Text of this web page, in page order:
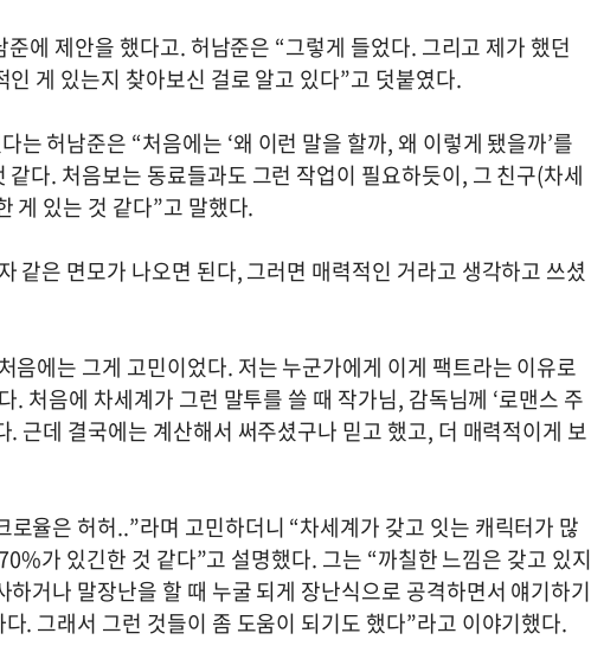
준에 제안을 했다고. 허남준은 “그렇게 들었다. 그리고 제가 했던
게 있는지 찾아보신 걸로 알고 있다”고 덧붙였다.
는 허남준은 “처음에는 ‘왜 이런 말을 할까, 왜 이렇게 됐을까’를
다. 처음보는 동료들과도 그런 작업이 필요하듯이, 그 친구(차세
게 있는 것 같다”고 말했다.
같은 면모가 나오면 된다, 그러면 매력적인 거라고 생각하고 쓰셨
음에는 그게 고민이었다. 저는 누군가에게 이게 팩트라는 이유로
. 처음에 차세계가 그런 말투를 쓸 때 작가님, 감독님께 ‘로맨스 주
. 근데 결국에는 계산해서 써주셨구나 믿고 했고, 더 매력적이게 보
율은 허허..”라며 고민하더니 “차세계가 갖고 잇는 캐릭터가 많
가 있긴한 것 같다”고 설명했다. 그는 “까칠한 느낌은 갖고 있지
거나 말장난을 할 때 누굴 되게 장난식으로 공격하면서 얘기하기
. 그래서 그런 것들이 좀 도움이 되기도 했다”라고 이야기했다.